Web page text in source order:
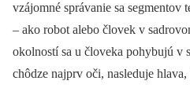
vzájomné správanie sa segmentov
–⁠ ako robot alebo človek v
okolností sa u človeka pohybujú v
chôdze najprv oči, nasleduje